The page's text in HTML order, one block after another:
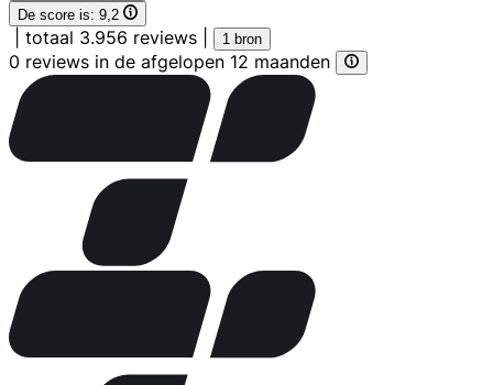
De score is: 9,2
totaal 3.956 reviews 1 bron
0 reviews in de afgelopen 12 maanden